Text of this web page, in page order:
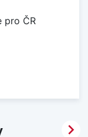
pro ČR
